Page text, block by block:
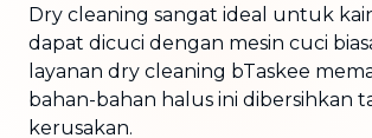
Dry cleaning sangat ideal untuk
dapat dicuci dengan mesin cuci
layanan dry cleaning bTaskee
bahan-bahan halus ini dibersihkan
kerusakan.